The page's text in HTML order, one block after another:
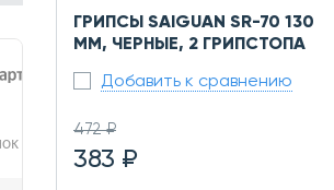
ГРИПСЫ SAIGUAN SR-70 130
ММ, ЧЕРНЫЕ, 2 ГРИПСТОПА
Добавить к сравнению
472 ₽
383 ₽